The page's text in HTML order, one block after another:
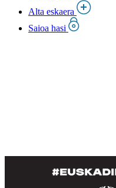
Alta eskaera
Saioa hasi